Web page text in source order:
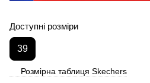
Доступні розміри
39
Розмірна таблиця Skechers